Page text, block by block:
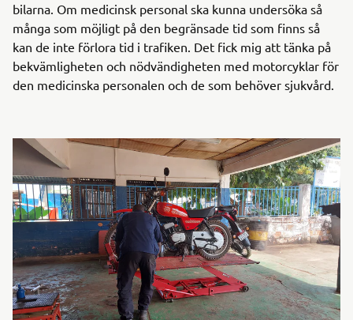
bilarna. Om medicinsk personal ska kunna undersöka så
många som möjligt på den begränsade tid som finns så
kan de inte förlora tid i trafiken. Det fick mig att tänka på
bekvämligheten och nödvändigheten med motorcyklar för
den medicinska personalen och de som behöver sjukvård.